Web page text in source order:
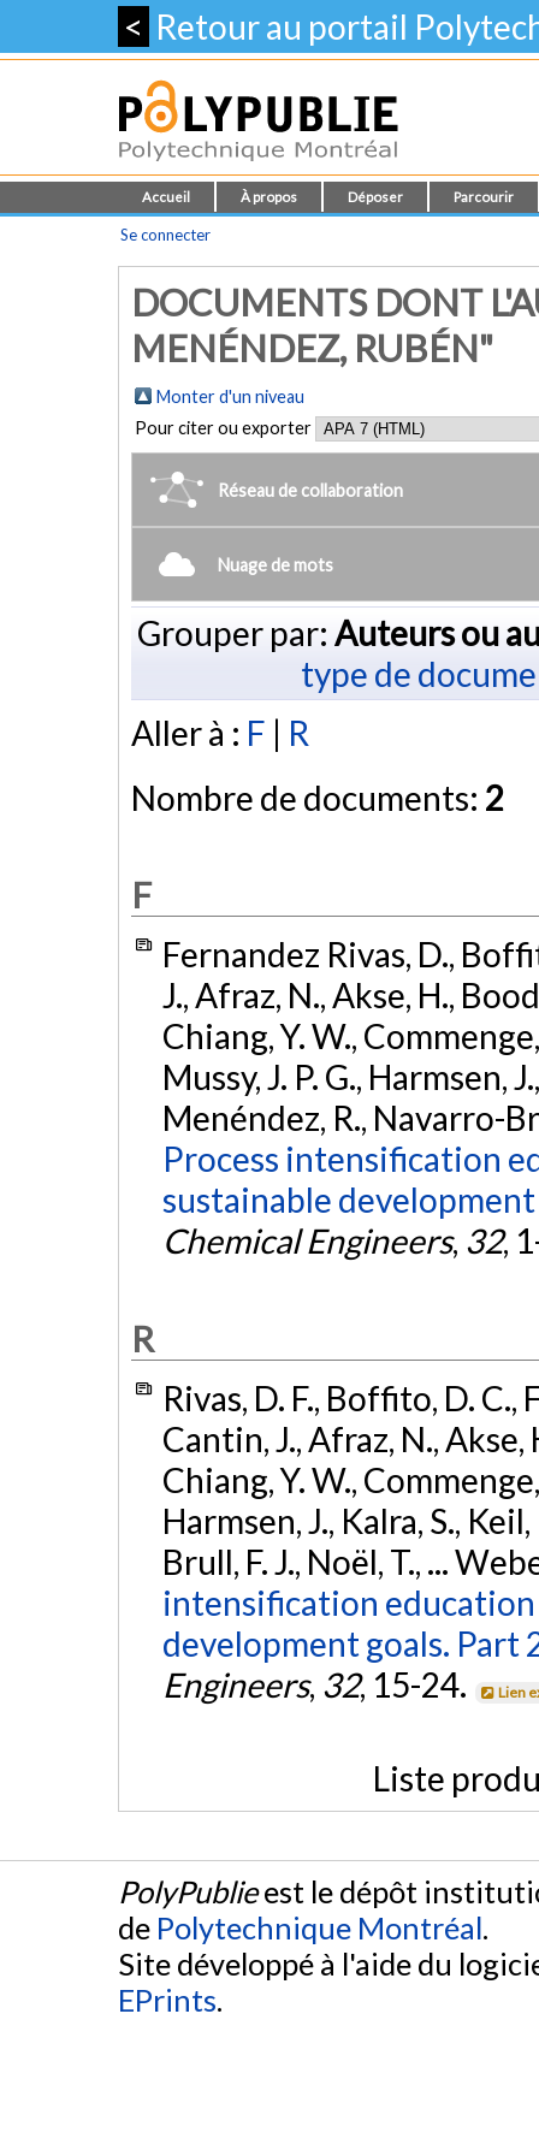
< Retour au portail
Accueil À propos Déposer Parcourir
Se connecter
DOCUMENTS DONT
MENÉNDEZ, RUBÉN"
Monter d'un niveau
Pour citer ou exporter
Réseau de collaboration
Nuage de mots
Grouper par: Auteurs ou
type de
Aller à : F | R
Nombre de documents: 2
F
Fernandez Rivas, D.,
J., Afraz, N., Akse, H.,
Chiang, Y. W.,
Mussy, J. P. G., Harmsen,
Menéndez, R., Navarro-
Process intensification
sustainable development
Chemical Engineers, 32,
R
Rivas, D. F., Boffito, D. C.,
Cantin, J., Afraz, N., Akse,
Chiang, Y. W.,
Harmsen, J., Kalra, S.,
Brull, F. J., Noël, T., ...
intensification
development goals. Part
Engineers, 32, 15-24. Lien
Liste
PolyPublieest le dépôt
de Polytechnique Montréal.
Site développé à l'aide du
EPrints.